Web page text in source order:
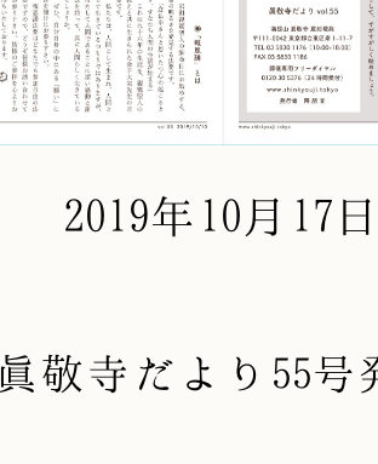
2019年10月17
眞敬寺だより55号